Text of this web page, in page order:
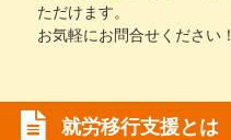
ただけます。
お気軽にお問合せください！
就労移行支援とは